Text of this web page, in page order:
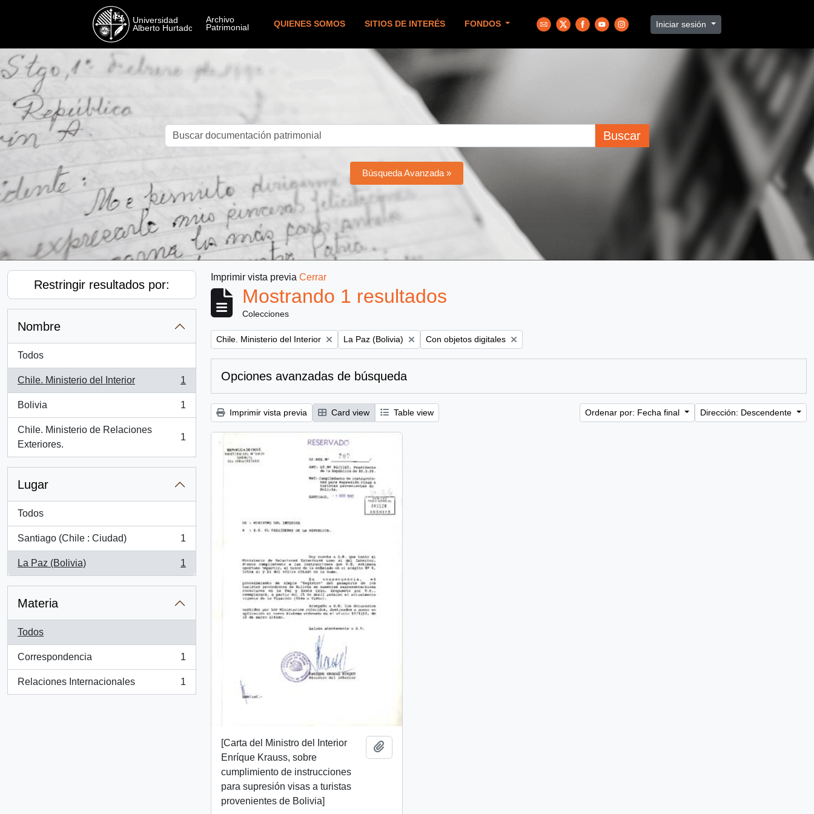
QUIENES SOMOS SITIOS DE INTERÉS FONDOS Iniciar sesión
Buscar
Búsqueda Avanzada »
Restringir resultados por:
Nombre
Todos
Chile. Ministerio del Interior
, 1 resultados
1
Bolivia
, 1 resultados
1
Chile. Ministerio de Relaciones
Exteriores.
, 1 resultados
1
Lugar
Todos
Santiago (Chile : Ciudad)
, 1 resultados
1
La Paz (Bolivia)
, 1 resultados
1
Materia
Todos
Correspondencia
, 1 resultados
1
Relaciones Internacionales
, 1 resultados
1
Imprimir vista previa Cerrar
Mostrando 1 resultados
Colecciones
Remove filter:
Chile. Ministerio del Interior Remove filter:
La Paz (Bolivia) Remove filter:
Con objetos digitales
Opciones avanzadas de búsqueda
Imprimir vista previa Card view Table view Ordenar por: Fecha final Dirección: Descendente
[Carta del Ministro del Interior
Enríque Krauss, sobre
cumplimiento de instrucciones
para supresión visas a turistas
provenientes de Bolivia]